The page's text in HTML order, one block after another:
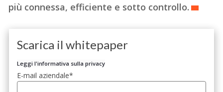
più connessa, efficiente e sotto controllo.
Scarica il whitepaper
Leggi l'informativa sulla privacy
E-mail aziendale*